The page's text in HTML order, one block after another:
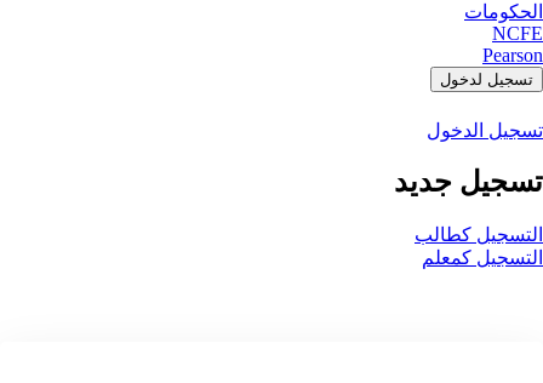
الحكومات
NCFE
Pearson
تسجيل لدخول
تسجيل الدخول
تسجيل جديد
التسجيل كطالب
التسجيل كمعلم